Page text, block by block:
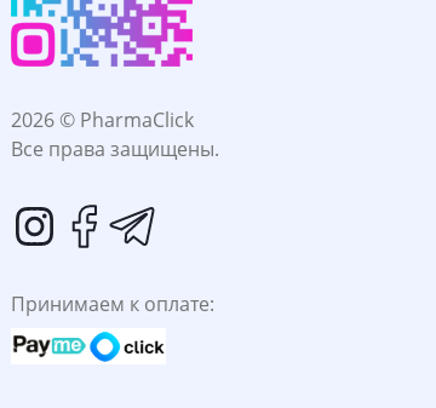
2026 © PharmaClick
Все права защищены.
Принимаем к оплате: